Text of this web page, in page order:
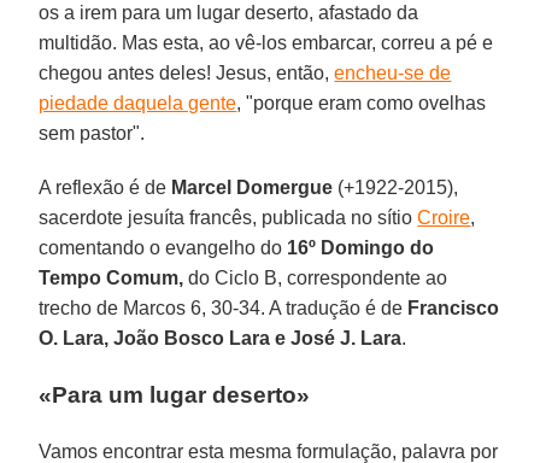
os a irem para um lugar deserto, afastado da
multidão. Mas esta, ao vê-los embarcar, correu a pé e
chegou antes deles! Jesus, então,encheu-se de
piedade daquela gente, "porque eram como ovelhas
sem pastor".
A reflexão é de Marcel Domergue (+1922-2015),
sacerdote jesuíta francês, publicada no sítioCroire,
comentando o evangelho do 16º Domingo do
Tempo Comum, do Ciclo B, correspondente ao
trecho de Marcos 6, 30-34. A tradução é de Francisco
O. Lara, João Bosco Lara e José J. Lara.
«Para um lugar deserto»
Vamos encontrar esta mesma formulação, palavra por